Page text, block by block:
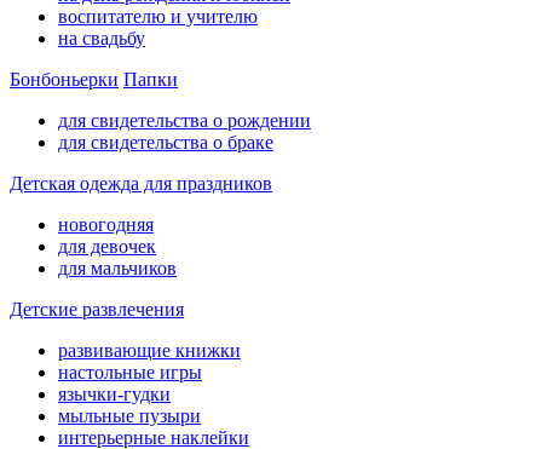
воспитателю и учителю
на свадьбу
Бонбоньерки Папки
для свидетельства о рождении
для свидетельства о браке
Детская одежда для праздников
новогодняя
для девочек
для мальчиков
Детские развлечения
развивающие книжки
настольные игры
язычки-гудки
мыльные пузыри
интерьерные наклейки